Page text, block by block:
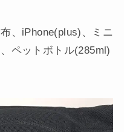
、iPhone(plus)、ミニ
ペットボトル(285ml)